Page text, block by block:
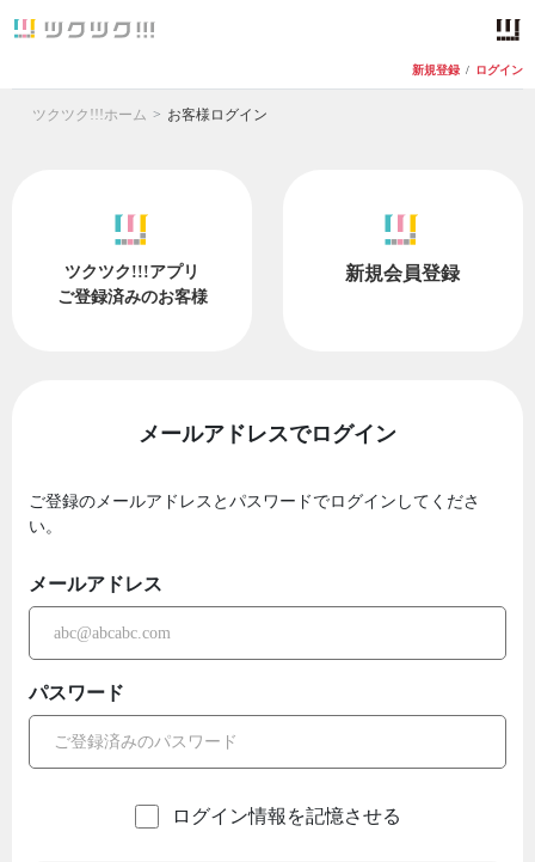
新規登録 / ログイン
ツクツク!!!ホーム お客様ログイン
ツクツク!!!アプリ
ご登録済みのお客様
新規会員登録
メールアドレスでログイン
ご登録のメールアドレスとパスワードでログインしてくださ
い。
メールアドレス
パスワード
ログイン情報を記憶させる